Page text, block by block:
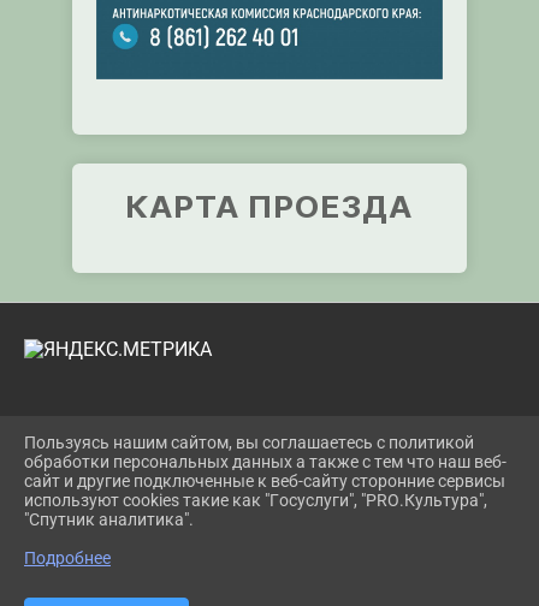
КАРТА ПРОЕЗДА
ВХОД
КАРТА САЙТА
ПОЛИТИКА ОБРАБОТКИ ПЕРСОНАЛЬНЫХ
ДАННЫХ
СДЕЛАНО НА KUBCMS
Пользуясь нашим сайтом, вы соглашаетесь с политикой
обработки персональных данных а также с тем что наш веб-
сайт и другие подключенные к веб-сайту сторонние сервисы
используют cookies такие как "Госуслуги", "PRO.Культура",
"Спутник аналитика".
Подробнее